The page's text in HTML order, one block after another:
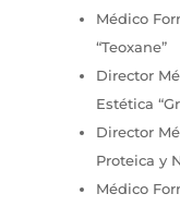
Médico
“Teoxane”
Director
Estética
Director
Proteica y
Médico